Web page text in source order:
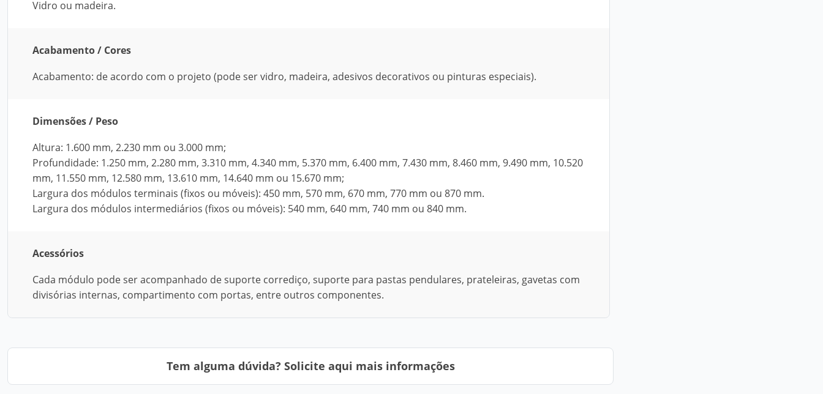
Vidro ou madeira.
Acabamento / Cores
Acabamento: de acordo com o projeto (pode ser vidro, madeira, adesivos decorativos ou pinturas especiais).
Dimensões / Peso
Altura: 1.600 mm, 2.230 mm ou 3.000 mm;
Profundidade: 1.250 mm, 2.280 mm, 3.310 mm, 4.340 mm, 5.370 mm, 6.400 mm, 7.430 mm, 8.460 mm, 9.490 mm, 10.520
mm, 11.550 mm, 12.580 mm, 13.610 mm, 14.640 mm ou 15.670 mm;
Largura dos módulos terminais (fixos ou móveis): 450 mm, 570 mm, 670 mm, 770 mm ou 870 mm.
Largura dos módulos intermediários (fixos ou móveis): 540 mm, 640 mm, 740 mm ou 840 mm.
Acessórios
Cada módulo pode ser acompanhado de suporte corrediço, suporte para pastas pendulares, prateleiras, gavetas com
divisórias internas, compartimento com portas, entre outros componentes.
Tem alguma dúvida? Solicite aqui mais informações